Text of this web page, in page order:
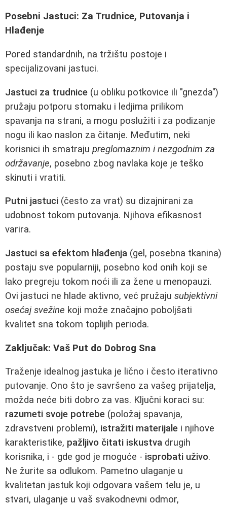
Posebni Jastuci: Za Trudnice, Putovanja i
Hlađenje
Pored standardnih, na tržištu postoje i
specijalizovani jastuci.
Jastuci za trudnice (u obliku potkovice ili "gnezda")
pružaju potporu stomaku i ledjima prilikom
spavanja na strani, a mogu poslužiti i za podizanje
nogu ili kao naslon za čitanje. Međutim, neki
korisnici ih smatraju preglomaznim i nezgodnim za
održavanje, posebno zbog navlaka koje je teško
skinuti i vratiti.
Putni jastuci (često za vrat) su dizajnirani za
udobnost tokom putovanja. Njihova efikasnost
varira.
Jastuci sa efektom hlađenja (gel, posebna tkanina)
postaju sve popularniji, posebno kod onih koji se
lako pregreju tokom noći ili za žene u menopauzi.
Ovi jastuci ne hlade aktivno, već pružaju subjektivni
osećaj svežine koji može značajno poboljšati
kvalitet sna tokom toplijih perioda.
Zaključak: Vaš Put do Dobrog Sna
Traženje idealnog jastuka je lično i često iterativno
putovanje. Ono što je savršeno za vašeg prijatelja,
možda neće biti dobro za vas. Ključni koraci su:
razumeti svoje potrebe (položaj spavanja,
zdravstveni problemi), istražiti materijale i njihove
karakteristike, pažljivo čitati iskustva drugih
korisnika, i - gde god je moguće - isprobati uživo.
Ne žurite sa odlukom. Pametno ulaganje u
kvalitetan jastuk koji odgovara vašem telu je, u
stvari, ulaganje u vaš svakodnevni odmor,